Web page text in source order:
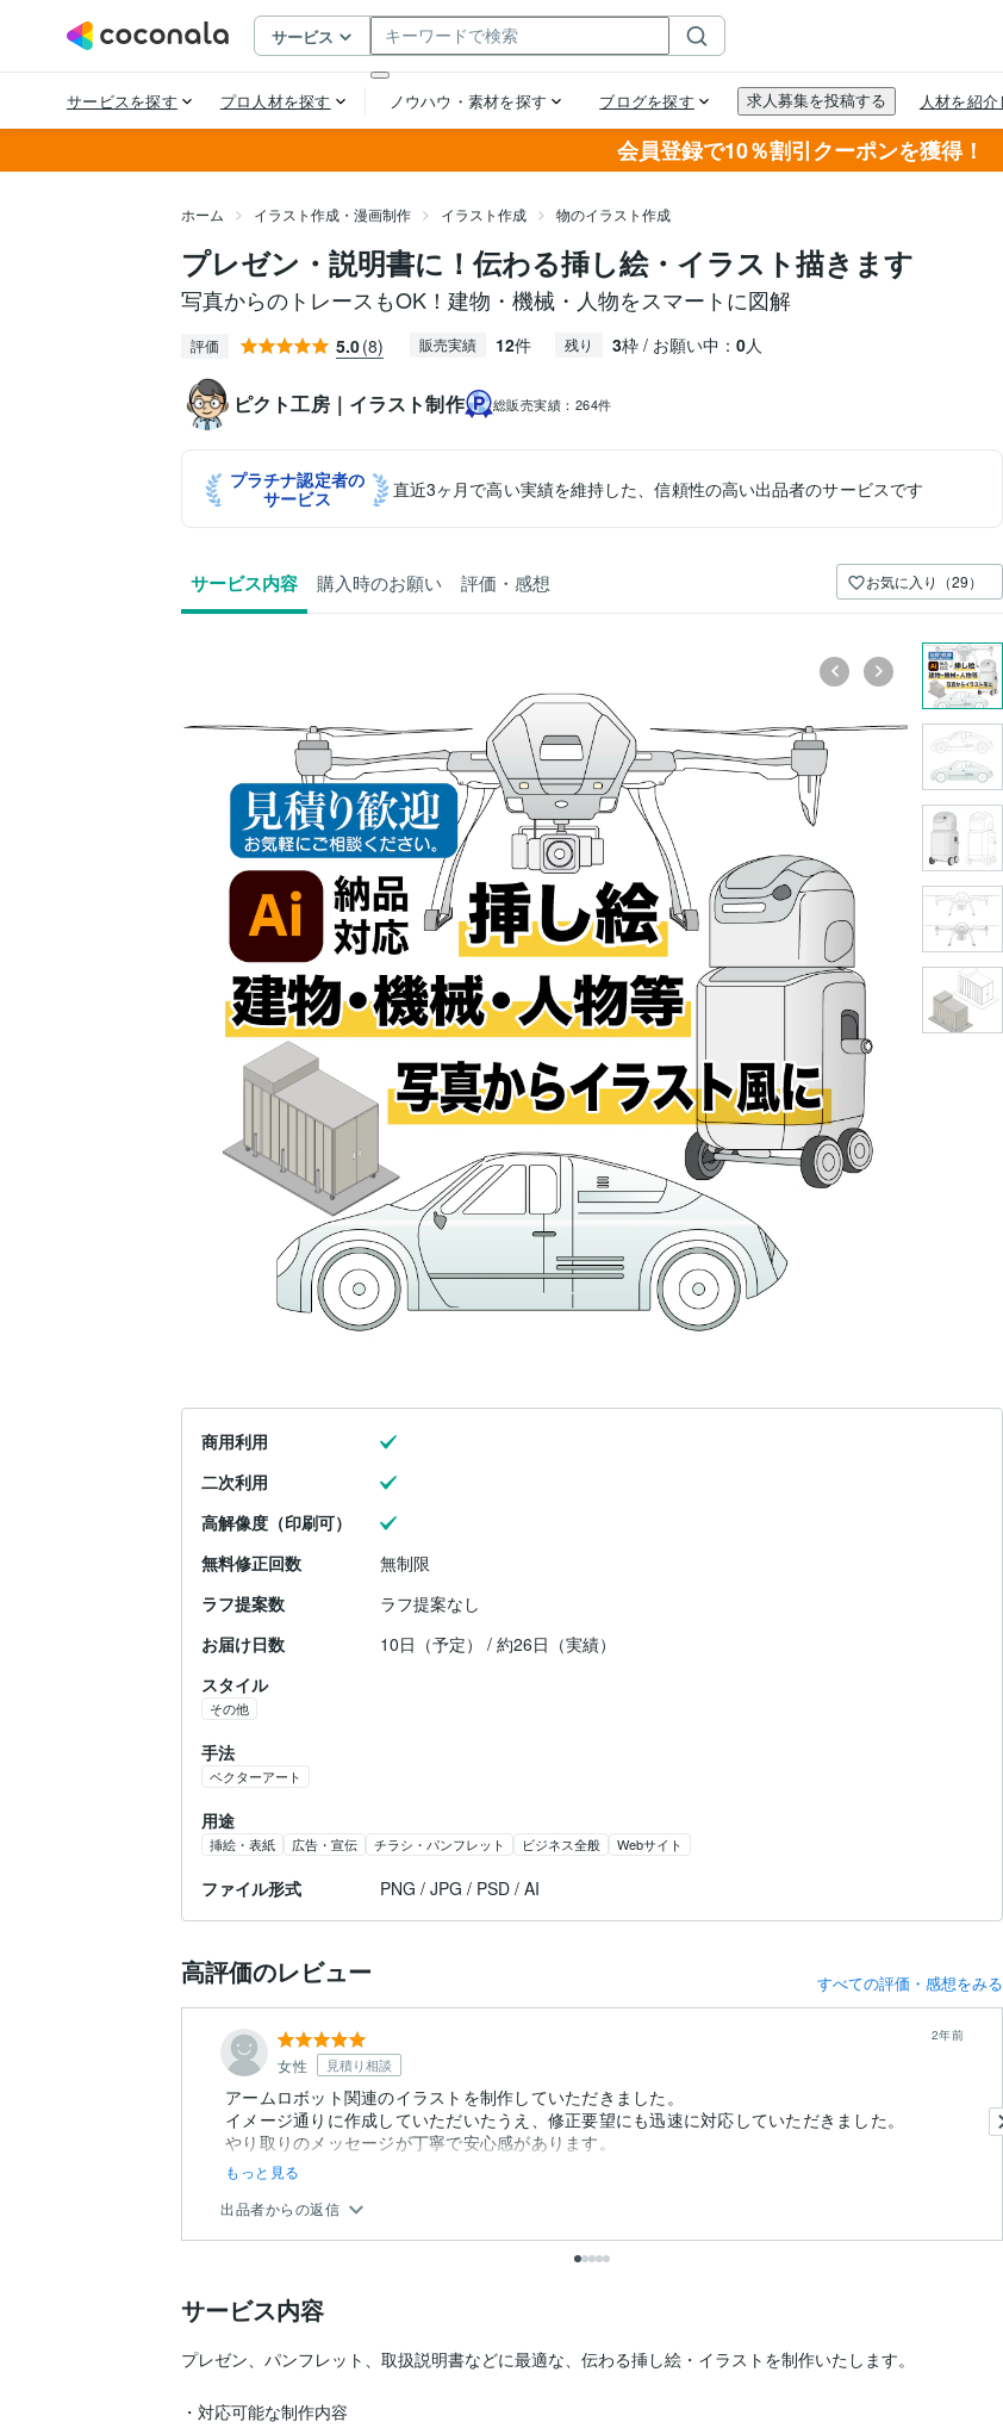
会員登録で10％割引クーポンを獲得！
ホーム イラスト作成・漫画制作 イラスト作成 物のイラスト作成
プレゼン・説明書に！伝わる挿し絵・イラスト描きます
写真からのトレースもOK！建物・機械・人物をスマートに図解
評価 5.0(8) 販売実績 12件 残り 3枠 / お願い中： 0人
ピクト工房｜イラスト制作 総販売実績： 264件
プラチナ認定者の
サービス
直近3ヶ月で高い実績を維持した、信頼性の高い出品者のサービスです
サービス内容 購入時のお願い 評価・感想 お気に入り（29）
商用利用
二次利用
高解像度（印刷可）
無料修正回数
無制限
ラフ提案数
ラフ提案なし
お届け日数
10日（予定） / 約26日（実績）
スタイル
その他
手法
ベクターアート
用途
挿絵・表紙 広告・宣伝 チラシ・パンフレット ビジネス全般 Webサイト
ファイル形式 PNG / JPG / PSD / AI
高評価のレビュー すべての評価・感想をみる
女性 見積り相談
2年前
アームロボット関連のイラストを制作していただきました。
イメージ通りに作成していただいたうえ、修正要望にも迅速に対応していただきました。
やり取りのメッセージが丁寧で安心感があります。
もっと見る
出品者からの返信
サービス内容
プレゼン、パンフレット、取扱説明書などに最適な、伝わる挿し絵・イラストを制作いたします。
・対応可能な制作内容